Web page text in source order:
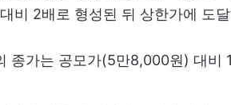
비 2배로 형성된 뒤 상한가에 도
종가는 공모가(5만8,000원) 대비